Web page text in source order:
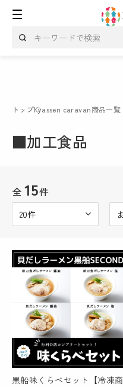
トップKyassen caravan商品一覧
■加工食品
全 15件
黒船味くらべセット【冷凍商